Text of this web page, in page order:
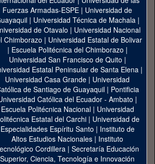
Fuerzas Armadas-ESPE | Universidad de
| Universidad Técnica de Machala|
de Otavalo | Universidad Nacional
Chimborazo | Universidad Estatal de Bolivar
| Escuela Politécnica del Chimborazo |
Universidad San Francisco de Quito |
Estatal Peninsular de Santa Elena|
Universidad Casa Grande | Universidad
de Santiago de Guayaquil| Pontificia
Católica del Ecuador - Ambato |
Escuela Politécnica Nacional| Universidad
Estatal del Carchi| Universidad de
Especialidades Espíritu Santo | Instituto de
Altos Estudios Nacionales | Instituto
Cordillera | Secretaría Educación
Superior, Ciencia, Tecnología e Innovación